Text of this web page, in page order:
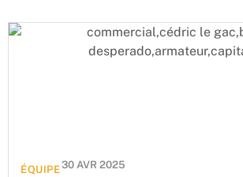
ÉQUIPE30 AVR 2025